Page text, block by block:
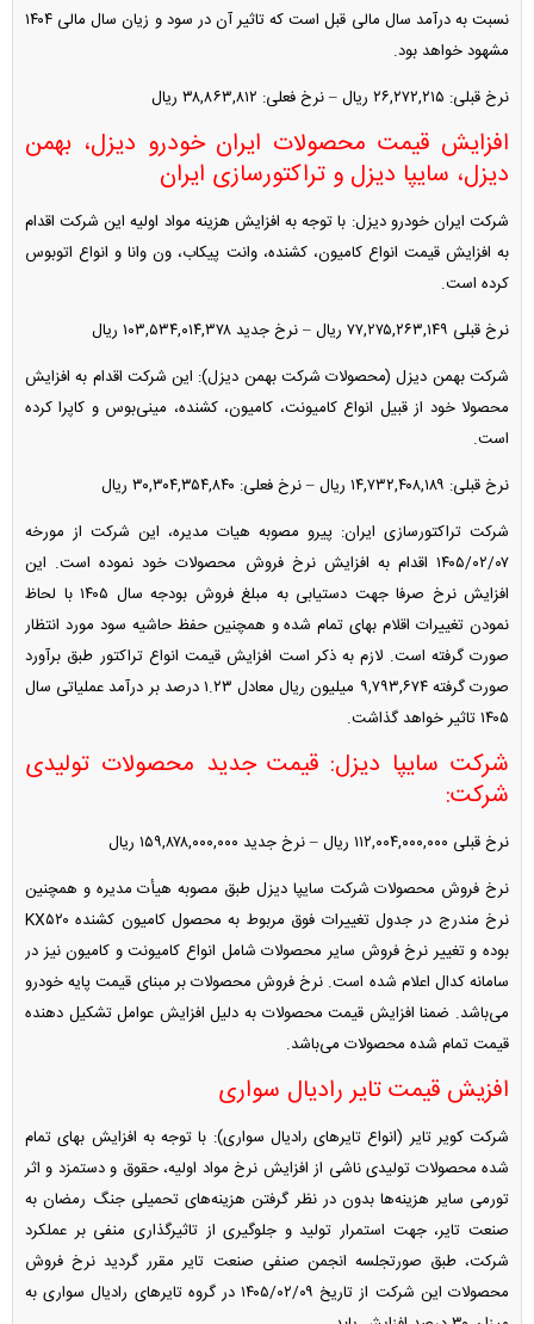
نسبت به درآمد سال مالی قبل است که تاثیر آن در سود و زیان سال مالی ۱۴۰۴
مشهود خواهد بود.
نرخ قبلی: ۲۶,۲۷۲,۲۱۵ ریال – نرخ فعلی: ۳۸,۸۶۳,۸۱۲ ریال
افزایش قیمت محصولات ایران خودرو دیزل، بهمن
دیزل، سایپا دیزل و تراکتورسازی ایران
شرکت ایران خودرو دیزل: با توجه به افزایش هزینه مواد اولیه این شرکت اقدام
به افزایش قیمت انواع کامیون، کشنده، وانت پیکاب، ون وانا و انواع اتوبوس
کرده است.
نرخ قبلی ۷۷,۲۷۵,۲۶۳,۱۴۹ ریال – نرخ جدید ۱۰۳,۵۳۴,۰۱۴,۳۷۸ ریال
شرکت بهمن دیزل (محصولات شرکت بهمن دیزل): این شرکت اقدام به افزایش
محصولا خود از قبیل انواع کامیونت، کامیون، کشنده، مینی‌بوس و کاپرا کرده
است.
نرخ قبلی: ۱۴,۷۳۲,۴۰۸,۱۸۹ ریال – نرخ فعلی: ۳۰,۳۰۴,۳۵۴,۸۴۰ ریال
شرکت تراکتورسازی ایران: پیرو مصوبه هیات مدیره، این شرکت از مورخه
۱۴۰۵/۰۲/۰۷ اقدام به افزایش نرخ فروش محصولات خود نموده است. این
افزایش نرخ صرفا جهت دستیابی به مبلغ فروش بودجه سال ۱۴۰۵ با لحاظ
نمودن تغییرات اقلام بهای تمام شده و همچنین حفظ حاشیه سود مورد انتظار
صورت گرفته است. لازم به ذکر است افزایش قیمت انواع تراکتور طبق برآورد
صورت گرفته ۹,۷۹۳,۶۷۴ میلیون ریال معادل ۱.۲۳ درصد بر درآمد عملیاتی سال
۱۴۰۵ تاثیر خواهد گذاشت.
شرکت سایپا دیزل: قیمت جدید محصولات تولیدی
شرکت:
نرخ قبلی ۱۱۲,۰۰۴,۰۰۰,۰۰۰ ریال – نرخ جدید ۱۵۹,۸۷۸,۰۰۰,۰۰۰ ریال
نرخ فروش محصولات شرکت سایپا دیزل طبق مصوبه هیأت مدیره و همچنین
نرخ مندرج در جدول تغییرات فوق مربوط به محصول کامیون کشنده KX۵۲۰
بوده و تغییر نرخ فروش سایر محصولات شامل انواع کامیونت و کامیون نیز در
سامانه کدال اعلام شده است. نرخ فروش محصولات بر مبنای قیمت پایه خودرو
می‌باشد. ضمنا افزایش قیمت محصولات به دلیل افزایش عوامل تشکیل دهنده
قیمت تمام شده محصولات می‌باشد.
افزیش قیمت تایر رادیال سواری
شرکت کویر تایر (انواع تایر‌های رادیال سواری): با توجه به افزایش بهای تمام
شده محصولات تولیدی ناشی از افزایش نرخ مواد اولیه، حقوق و دستمزد و اثر
تورمی سایر هزینه‌ها بدون در نظر گرفتن هزینه‌های تحمیلی جنگ رمضان به
صنعت تایر، جهت استمرار تولید و جلوگیری از تاثیرگذاری منفی بر عملکرد
شرکت، طبق صورتجلسه انجمن صنفی صنعت تایر مقرر گردید نرخ فروش
محصولات این شرکت از تاریخ ۱۴۰۵/۰۲/۰۹ در گروه تایر‌های رادیال سواری به